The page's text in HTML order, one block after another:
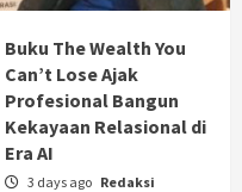
Buku The Wealth You
Can’t Lose Ajak
Profesional Bangun
Kekayaan Relasional di
Era AI
3 days ago Redaksi